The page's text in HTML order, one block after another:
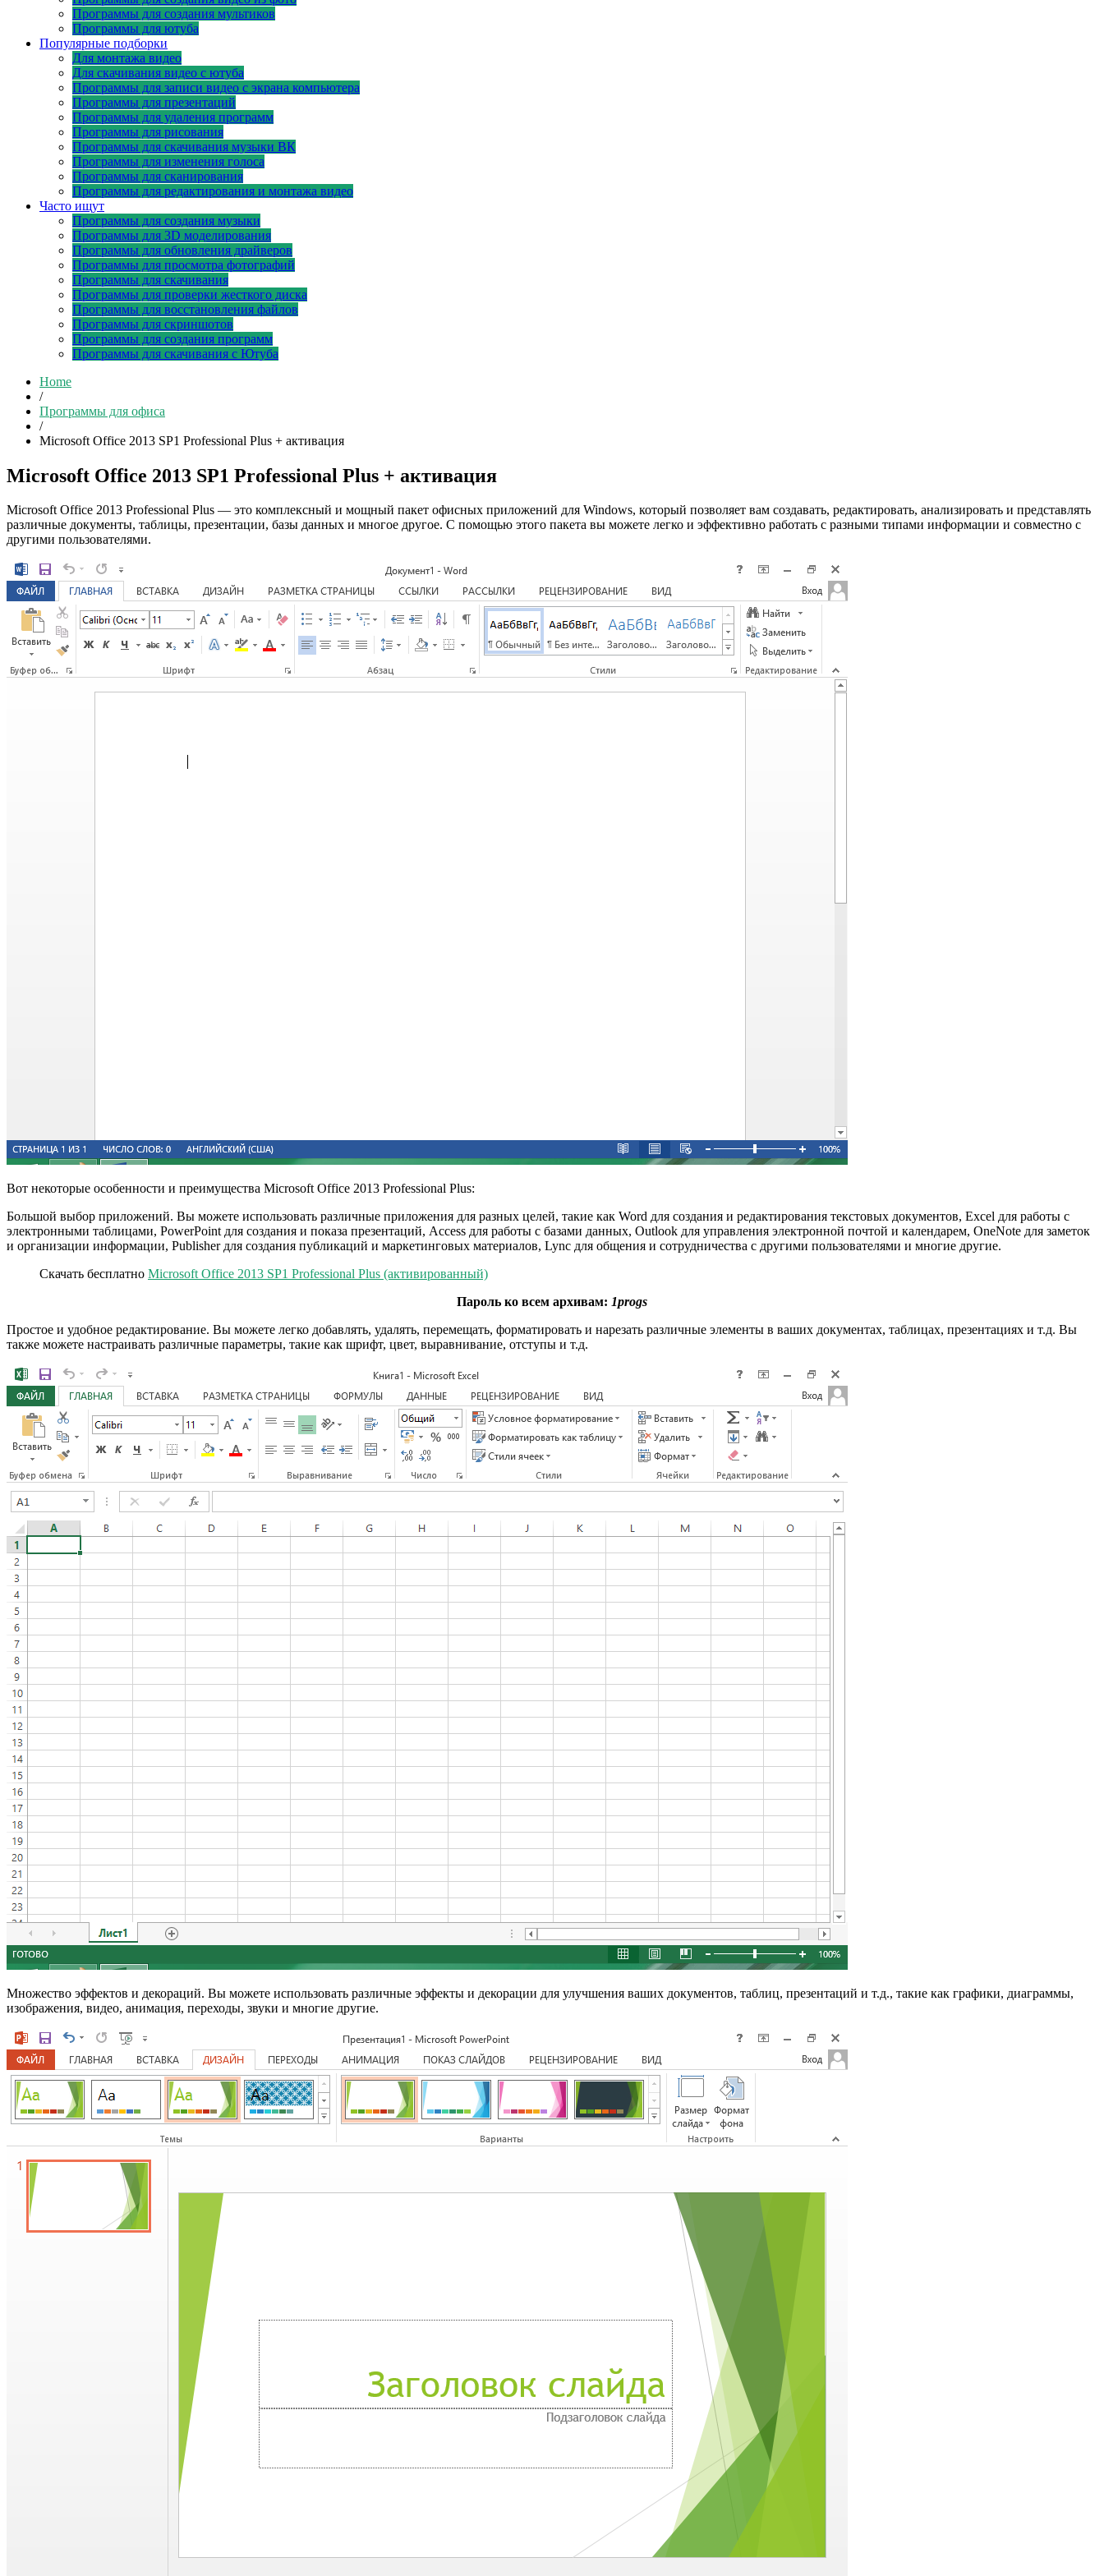
Программы для создания мультиков
Программы для ютуба
Популярные подборки
Для монтажа видео
Для скачивания видео с ютуба
Программы для записи видео с экрана компьютера
Программы для презентаций
Программы для удаления программ
Программы для рисования
Программы для скачивания музыки ВК
Программы для изменения голоса
Программы для сканирования
Программы для редактирования и монтажа видео
Часто ищут
Программы для создания музыки
Программы для 3D моделирования
Программы для обновления драйверов
Программы для просмотра фотографий
Программы для скачивания
Программы для проверки жесткого диска
Программы для восстановления файлов
Программы для скриншотов
Программы для создания программ
Программы для скачивания с Ютуба
Home
/
Программы для офиса
/
Microsoft Office 2013 SP1 Professional Plus + активация
Microsoft Office 2013 SP1 Professional Plus + активация
Microsoft Office 2013 Professional Plus — это комплексный и мощный пакет офисных приложений для Windows, который позволяет вам создавать, редактировать, анализировать и представлять
различные документы, таблицы, презентации, базы данных и многое другое. С помощью этого пакета вы можете легко и эффективно работать с разными типами информации и совместно с
другими пользователями.
Вот некоторые особенности и преимущества Microsoft Office 2013 Professional Plus:
Большой выбор приложений. Вы можете использовать различные приложения для разных целей, такие как Word для создания и редактирования текстовых документов, Excel для работы с
электронными таблицами, PowerPoint для создания и показа презентаций, Access для работы с базами данных, Outlook для управления электронной почтой и календарем, OneNote для заметок
и организации информации, Publisher для создания публикаций и маркетинговых материалов, Lync для общения и сотрудничества с другими пользователями и многие другие.
Скачать бесплатно Microsoft Office 2013 SP1 Professional Plus (активированный)
Пароль ко всем архивам: 1progs
Простое и удобное редактирование. Вы можете легко добавлять, удалять, перемещать, форматировать и нарезать различные элементы в ваших документах, таблицах, презентациях и т.д. Вы
также можете настраивать различные параметры, такие как шрифт, цвет, выравнивание, отступы и т.д.
Множество эффектов и декораций. Вы можете использовать различные эффекты и декорации для улучшения ваших документов, таблиц, презентаций и т.д., такие как графики, диаграммы,
изображения, видео, анимация, переходы, звуки и многие другие.